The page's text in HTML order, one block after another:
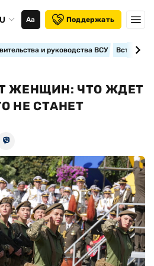
Аа Поддержать
и руководства ВСУ
ЖЕНЩИН: ЧТО ЖДЕТ
НЕ СТАНЕТ